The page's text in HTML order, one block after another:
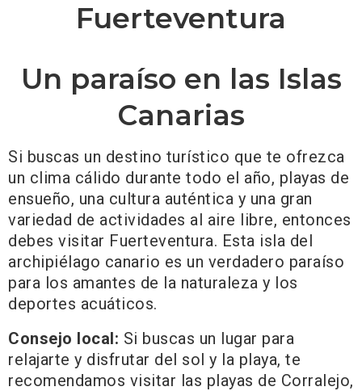
Fuerteventura
Un paraíso en las Islas
Canarias
Si buscas un destino turístico que te ofrezca
un clima cálido durante todo el año, playas de
ensueño, una cultura auténtica y una gran
variedad de actividades al aire libre, entonces
debes visitar Fuerteventura. Esta isla del
archipiélago canario es un verdadero paraíso
para los amantes de la naturaleza y los
deportes acuáticos.
Consejo local: Si buscas un lugar para
relajarte y disfrutar del sol y la playa, te
recomendamos visitar las playas de Corralejo,